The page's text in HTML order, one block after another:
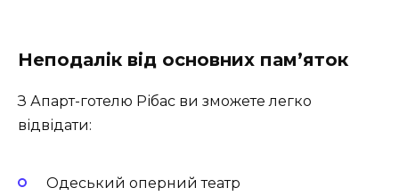
Неподалік від основних пам’яток
З Апарт-готелю Рібас ви зможете легко
відвідати:
Одеський оперний театр